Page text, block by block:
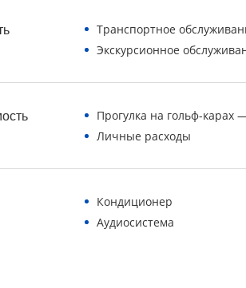
Транспортное
Экскурсионное
Прогулка на гольф-карах
Личные расходы
Кондиционер
Аудиосистема